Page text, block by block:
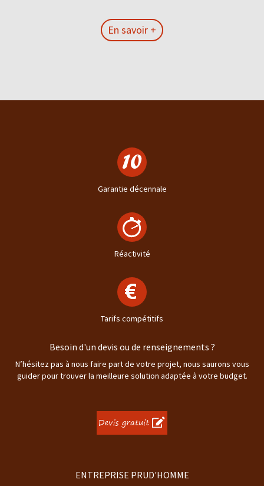
En savoir +
Garantie décennale
Réactivité
Tarifs compétitifs
Besoin d'un devis ou de renseignements ?
N’hésitez pas à nous faire part de votre projet, nous saurons vous
guider pour trouver la meilleure solution adaptée à votre budget.
ENTREPRISE PRUD'HOMME